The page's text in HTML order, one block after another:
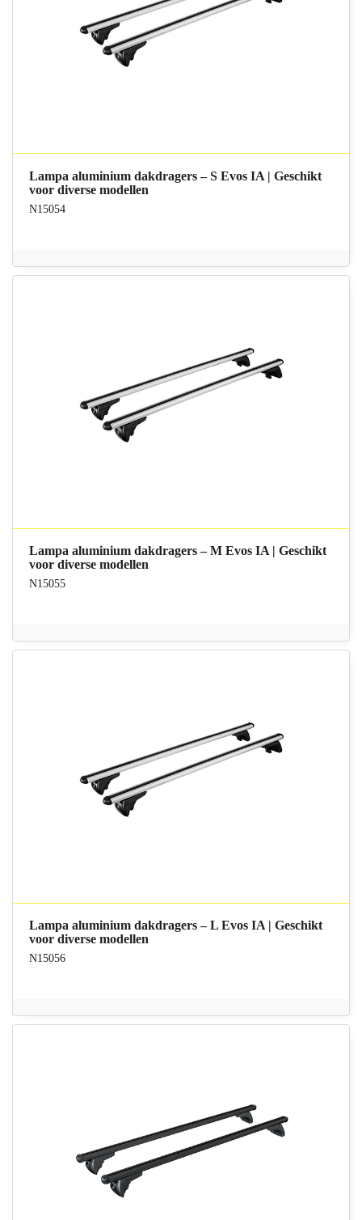
Lampa aluminium dakdragers – S Evos IA | Geschikt
voor diverse modellen
N15054
Lampa aluminium dakdragers – M Evos IA | Geschikt
voor diverse modellen
N15055
Lampa aluminium dakdragers – L Evos IA | Geschikt
voor diverse modellen
N15056